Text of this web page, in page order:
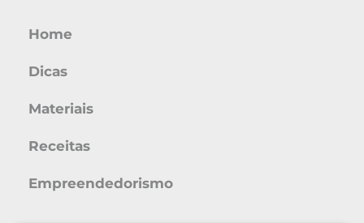
Home
Dicas
Materiais
Receitas
Empreendedorismo